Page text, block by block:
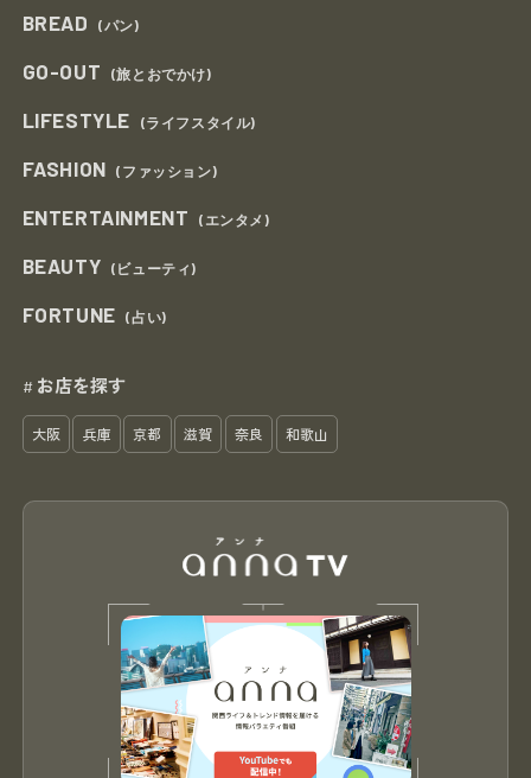
BREAD (パン)
GO-OUT (旅とおでかけ)
LIFESTYLE (ライフスタイル)
FASHION (ファッション)
ENTERTAINMENT (エンタメ)
BEAUTY (ビューティ)
FORTUNE (占い)
# お店を探す
大阪 兵庫 京都 滋賀 奈良 和歌山